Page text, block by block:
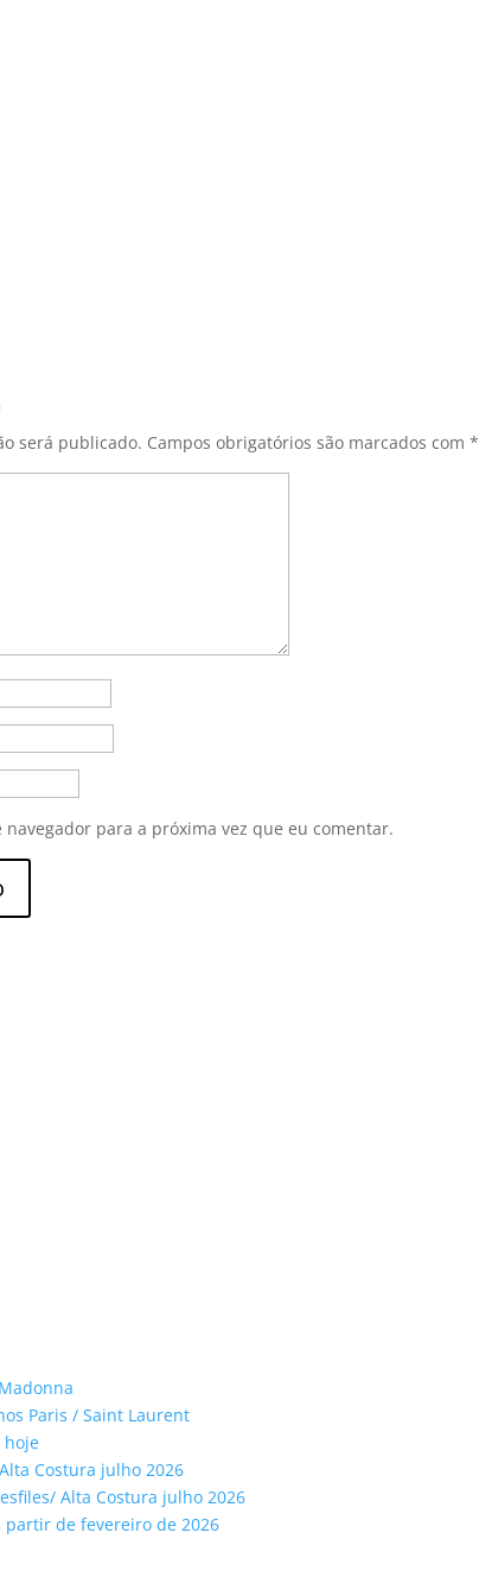
será publicado. Campos obrigatórios são marcados com*
navegador para a próxima vez que eu comentar.
Paris / Saint Laurent
hoje
Costura julho 2026
Alta Costura julho 2026
partir de fevereiro de 2026